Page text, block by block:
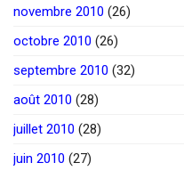
novembre 2010 (26)
octobre 2010 (26)
septembre 2010 (32)
août 2010 (28)
juillet 2010 (28)
juin 2010 (27)